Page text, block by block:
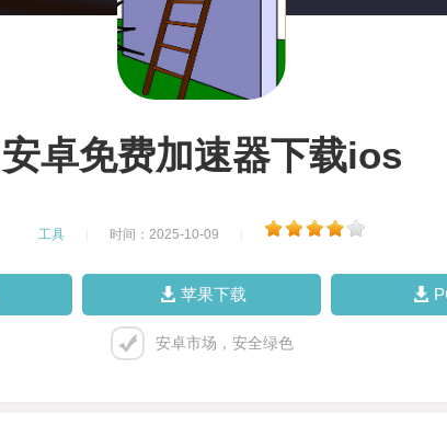
安卓免费加速器下载ios
工具 时间：2025-10-09
苹果下载
安卓市场，安全绿色